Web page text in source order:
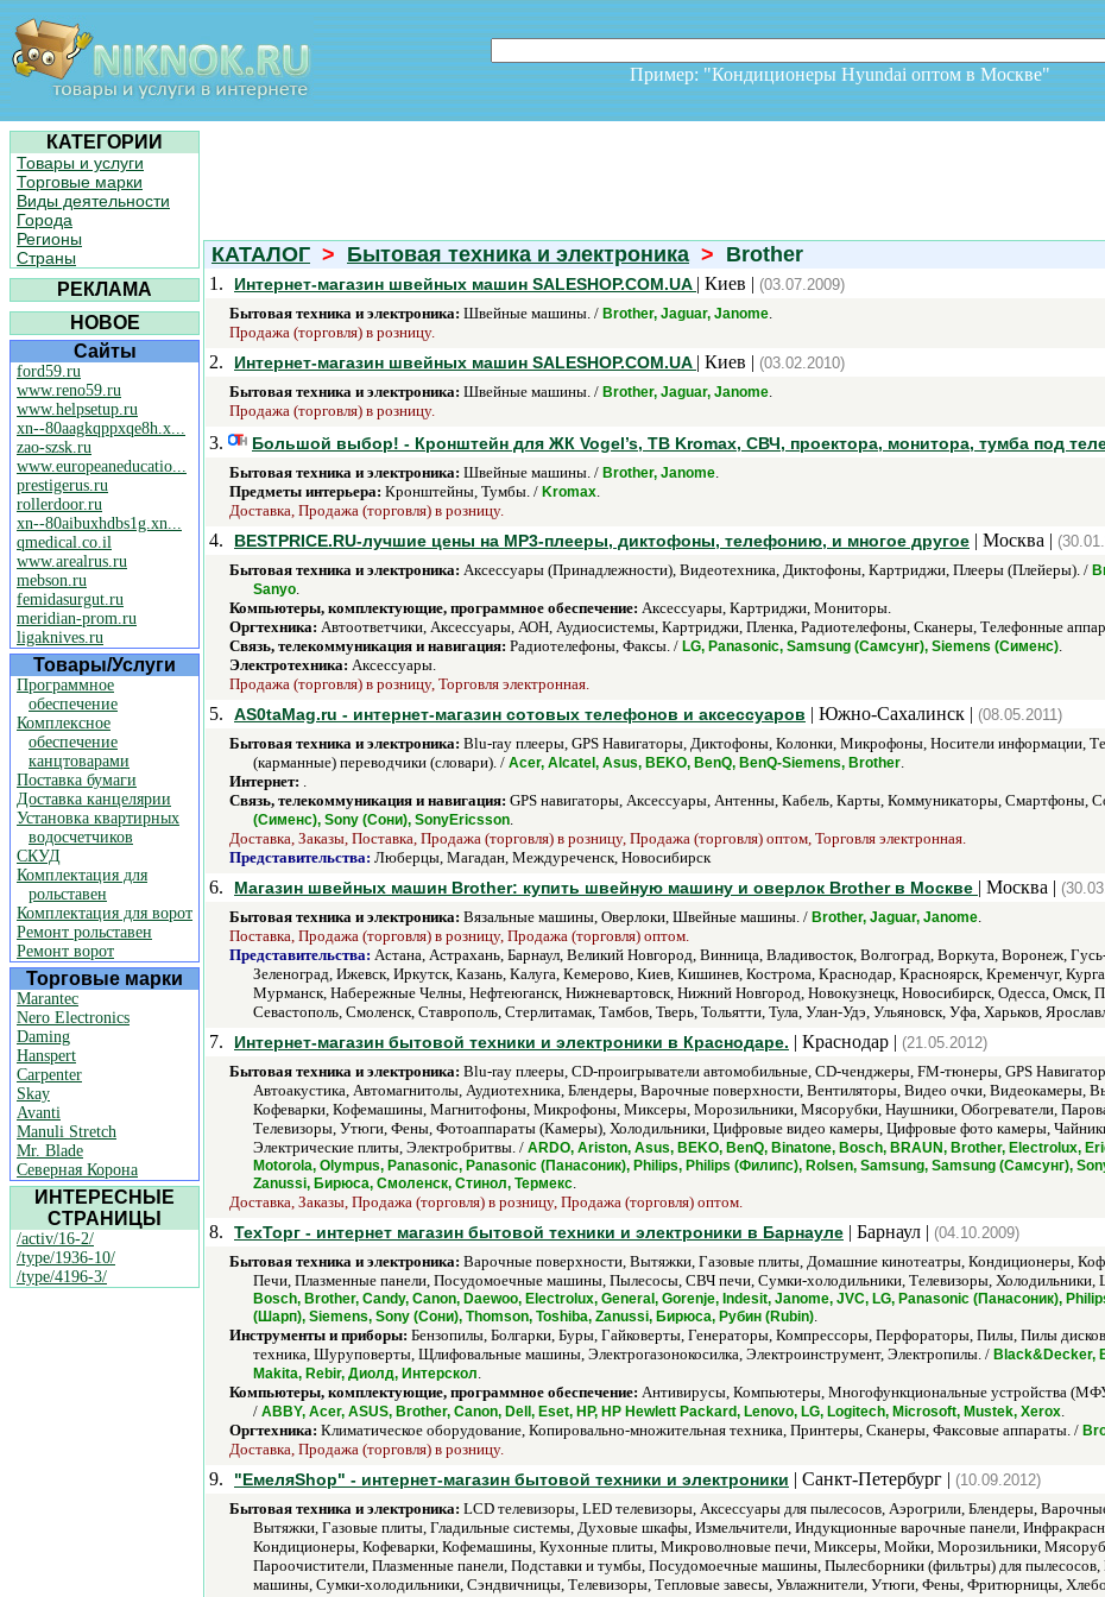
Пример: "Кондиционеры Hyundai оптом в Москве"
КАТЕГОРИИ
Товары и услуги
Торговые марки
Виды деятельности
Города
Регионы
Страны
РЕКЛАМА
НОВОЕ
Сайты
ford59.ru
www.reno59.ru
www.helpsetup.ru
xn--80aagkqppxqe8h.x...
zao-szsk.ru
www.europeaneducatio...
prestigerus.ru
rollerdoor.ru
xn--80aibuxhdbs1g.xn...
qmedical.co.il
www.arealrus.ru
mebson.ru
femidasurgut.ru
meridian-prom.ru
ligaknives.ru
Товары/Услуги
Программное
обеспечение
Комплексное
обеспечение
канцтоварами
Поставка бумаги
Доставка канцелярии
Установка квартирных
водосчетчиков
СКУД
Комплектация для
рольставен
Комплектация для ворот
Ремонт рольставен
Ремонт ворот
Торговые марки
Marantec
Nero Electronics
Daming
Hanspert
Carpenter
Skay
Avanti
Manuli Stretch
Mr. Blade
Северная Корона
ИНТЕРЕСНЫЕ
СТРАНИЦЫ
/activ/16-2/
/type/1936-10/
/type/4196-3/
КАТАЛОГ > Бытовая техника и электроника > Brother
1.
Интернет-магазин швейных машин SALESHOP.COM.UA | Киев | (03.07.2009)
Бытовая техника и электроника: Швейные машины. / Brother, Jaguar, Janome.
Продажа (торговля) в розницу.
2. Интернет-магазин швейных машин SALESHOP.COM.UA | Киев | (03.02.2010)
Бытовая техника и электроника: Швейные машины. / Brother, Jaguar, Janome.
Продажа (торговля) в розницу.
3. Большой выбор! - Кронштейн для ЖК Vogel’s, ТВ Kromax, СВЧ, проектора, монитора, тумба под
Бытовая техника и электроника: Швейные машины. / Brother, Janome.
Предметы интерьера: Кронштейны, Тумбы. / Kromax.
Доставка, Продажа (торговля) в розницу.
4. BESTPRICE.RU-лучшие цены на МР3-плееры, диктофоны, телефонию, и многое другое | Москва |
Бытовая техника и электроника: Аксессуары (Принадлежности), Видеотехника, Диктофоны, Картриджи, Плееры (Плейеры). /
Sanyo.
Компьютеры, комплектующие, программное обеспечение: Аксессуары, Картриджи, Мониторы.
Оргтехника: Автоответчики, Аксессуары, АОН, Аудиосистемы, Картриджи, Пленка, Радиотелефоны, Сканеры, Телефонные
Связь, телекоммуникация и навигация: Радиотелефоны, Факсы. / LG, Panasonic, Samsung (Самсунг), Siemens (Сименс).
Электротехника: Аксессуары.
Продажа (торговля) в розницу, Торговля электронная.
5. AS0taMag.ru - интернет-магазин сотовых телефонов и аксессуаров | Южно-Сахалинск | (08.05.2011)
Бытовая техника и электроника: Blu-ray плееры, GPS Навигаторы, Диктофоны, Колонки, Микрофоны, Носители информации,
(карманные) переводчики (словари). / Acer, Alcatel, Asus, BEKO, BenQ, BenQ-Siemens, Brother.
Интернет: .
Связь, телекоммуникация и навигация: GPS навигаторы, Аксессуары, Антенны, Кабель, Карты, Коммуникаторы, Смартфоны,
(Сименс), Sony (Сони), SonyEricsson.
Доставка, Заказы, Поставка, Продажа (торговля) в розницу, Продажа (торговля) оптом, Торговля электронная.
Представительства: Люберцы, Магадан, Междуреченск, Новосибирск
6. Магазин швейных машин Brother: купить швейную машину и оверлок Brother в Москве | Москва |
Бытовая техника и электроника: Вязальные машины, Оверлоки, Швейные машины. / Brother, Jaguar, Janome.
Поставка, Продажа (торговля) в розницу, Продажа (торговля) оптом.
Представительства: Астана, Астрахань, Барнаул, Великий Новгород, Винница, Владивосток, Волгоград, Воркута, Воронеж,
Зеленоград, Ижевск, Иркутск, Казань, Калуга, Кемерово, Киев, Кишинев, Кострома, Краснодар, Красноярск, Кременчуг,
Мурманск, Набережные Челны, Нефтеюганск, Нижневартовск, Нижний Новгород, Новокузнецк, Новосибирск, Одесса, Омск,
Севастополь, Смоленск, Ставрополь, Стерлитамак, Тамбов, Тверь, Тольятти, Тула, Улан-Удэ, Ульяновск, Уфа, Харьков,
7. Интернет-магазин бытовой техники и электроники в Краснодаре. | Краснодар | (21.05.2012)
Бытовая техника и электроника: Blu-ray плееры, CD-проигрыватели автомобильные, CD-ченджеры, FM-тюнеры, GPS
Автоакустика, Автомагнитолы, Аудиотехника, Блендеры, Варочные поверхности, Вентиляторы, Видео очки,
Кофеварки, Кофемашины, Магнитофоны, Микрофоны, Миксеры, Морозильники, Мясорубки, Наушники, Обогреватели,
Телевизоры, Утюги, Фены, Фотоаппараты (Камеры), Холодильники, Цифровые видео камеры, Цифровые фото камеры,
Электрические плиты, Электробритвы. / ARDO, Ariston, Asus, BEKO, BenQ, Binatone, Bosch, BRAUN, Brother, Electrolux,
Motorola, Olympus, Panasonic, Panasonic (Панасоник), Philips, Philips (Филипс), Rolsen, Samsung, Samsung (Самсунг),
Zanussi, Бирюса, Смоленск, Стинол, Термекс.
Доставка, Заказы, Продажа (торговля) в розницу, Продажа (торговля) оптом.
8. ТехТорг - интернет магазин бытовой техники и электроники в Барнауле | Барнаул | (04.10.2009)
Бытовая техника и электроника: Варочные поверхности, Вытяжки, Газовые плиты, Домашние кинотеатры, Кондиционеры,
Печи, Плазменные панели, Посудомоечные машины, Пылесосы, СВЧ печи, Сумки-холодильники, Телевизоры,
Bosch, Brother, Candy, Canon, Daewoo, Electrolux, General, Gorenje, Indesit, Janome, JVC, LG, Panasonic (Панасоник),
(Шарп), Siemens, Sony (Сони), Thomson, Toshiba, Zanussi, Бирюса, Рубин (Rubin).
Инструменты и приборы: Бензопилы, Болгарки, Буры, Гайковерты, Генераторы, Компрессоры, Перфораторы, Пилы, Пилы
техника, Шуруповерты, Щлифовальные машины, Электрогазонокосилка, Электроинструмент, Электропилы. / Black&Decker,
Makita, Rebir, Диолд, Интерскол.
Компьютеры, комплектующие, программное обеспечение: Антивирусы, Компьютеры, Многофункциональные устройства
/ ABBY, Acer, ASUS, Brother, Canon, Dell, Eset, HP, HP Hewlett Packard, Lenovo, LG, Logitech, Microsoft, Mustek, Xerox.
Оргтехника: Климатическое оборудование, Копировально-множительная техника, Принтеры, Сканеры, Факсовые аппараты. /
Доставка, Продажа (торговля) в розницу.
9. "ЕмеляShop" - интернет-магазин бытовой техники и электроники | Санкт-Петербург | (10.09.2012)
Бытовая техника и электроника: LCD телевизоры, LED телевизоры, Аксессуары для пылесосов, Аэрогрили, Блендеры,
Вытяжки, Газовые плиты, Гладильные системы, Духовые шкафы, Измельчители, Индукционные варочные панели,
Кондиционеры, Кофеварки, Кофемашины, Кухонные плиты, Микроволновые печи, Миксеры, Мойки, Морозильники,
Пароочистители, Плазменные панели, Подставки и тумбы, Посудомоечные машины, Пылесборники (фильтры) для
машины, Сумки-холодильники, Сэндвичницы, Телевизоры, Тепловые завесы, Увлажнители, Утюги, Фены, Фритюрницы,